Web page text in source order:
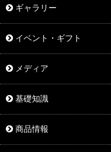
ギャラリー
イベント・ギフト
メディア
基礎知識
商品情報